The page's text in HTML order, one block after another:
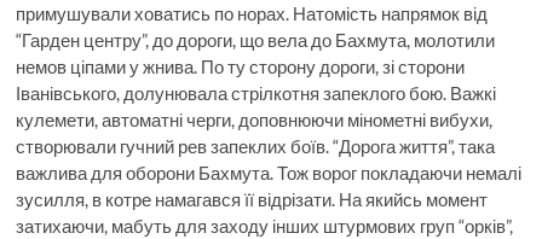
примушували ховатись по норах. Натомість напрямок від
“Гарден центру”, до дороги, що вела до Бахмута, молотили
немов ціпами у жнива. По ту сторону дороги, зі сторони
Іванівського, долунювала стрілкотня запеклого бою. Важкі
кулемети, автоматні черги, доповнюючи мінометні вибухи,
створювали гучний рев запеклих боїв. “Дорога життя”, така
важлива для оборони Бахмута. Тож ворог покладаючи немалі
зусилля, в котре намагався її відрізати. На якийсь момент
затихаючи, мабуть для заходу інших штурмових груп “орків”,